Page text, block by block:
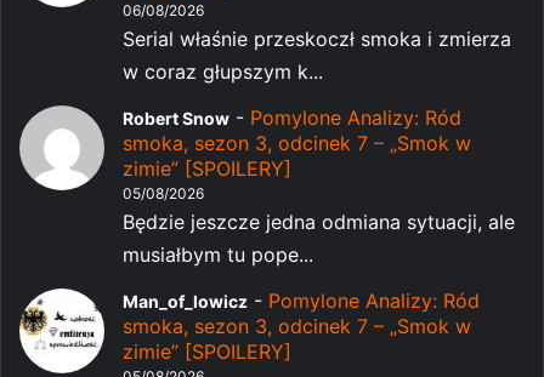
06/08/2026
Serial właśnie przeskoczł smoka i zmierza
w coraz głupszym k...
Robert Snow - Pomylone Analizy: Ród
smoka, sezon 3, odcinek 7 – „Smok w
zimie” [SPOILERY]
05/08/2026
Będzie jeszcze jedna odmiana sytuacji, ale
musiałbym tu pope...
Man_of_lowicz - Pomylone Analizy: Ród
smoka, sezon 3, odcinek 7 – „Smok w
zimie” [SPOILERY]